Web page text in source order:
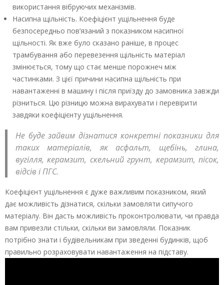
використання вібруючих механізмів.
Насипна щільність. Коефіцієнт ущільнення буде
безпосередньо пов’язаний з показником насипної
щільності. Як вже було сказано раніше, в процес
трамбування або перевезення щільність матеріал
змінюється, тому що стає менше порожнеч між
частинками. З цієї причини насипна щільність при
навантаженні в машину і після приїзду до замовника завжди
різниться. Цю різницю можна вирахувати і перевірити
завдяки коефіцієнту ущільнення.
Не буде зайвим дізнатися конкретні показники для
таких матеріалів, як асфальт, щебінь, глина,
вугілля, керамзит, скельний грунт, керамзит, пісок,
відсів і ПГС.
Коефіцієнт ущільнення є дуже важливим показником, який
дає можливість дізнатися, скільки замовляти сипучого
матеріалу. Він дасть можливість проконтролювати, чи правда
вам привезли стільки, скільки ви замовляли. Показник
потрібно знати і будівельникам при зведенні будинків, щоб
правильно розраховувати навантаження на підставу.